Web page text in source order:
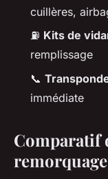
cuillères,
⛽ Kits de
remplissage
📞
immédiate
Comparatif